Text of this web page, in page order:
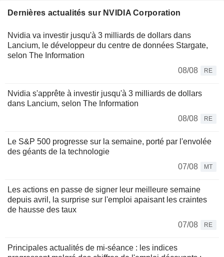
Dernières actualités sur NVIDIA Corporation
Nvidia va investir jusqu'à 3 milliards de dollars dans
Lancium, le développeur du centre de données Stargate,
selon The Information
08/08
RE
Nvidia s'apprête à investir jusqu'à 3 milliards de dollars
dans Lancium, selon The Information
08/08
RE
Le S&P 500 progresse sur la semaine, porté par l'envolée
des géants de la technologie
07/08
MT
Les actions en passe de signer leur meilleure semaine
depuis avril, la surprise sur l'emploi apaisant les craintes
de hausse des taux
07/08
RE
Principales actualités de mi-séance : les indices